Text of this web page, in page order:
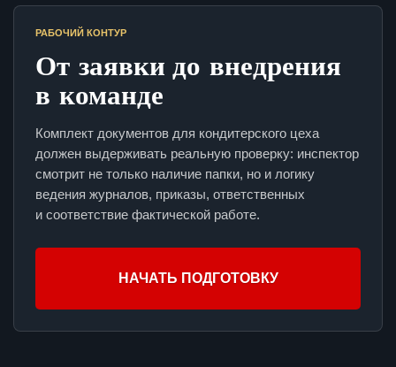
РАБОЧИЙ КОНТУР
От заявки до внедрения
в команде
Комплект документов для кондитерского цеха
должен выдерживать реальную проверку: инспектор
смотрит не только наличие папки, но и логику
ведения журналов, приказы, ответственных
и соответствие фактической работе.
НАЧАТЬ ПОДГОТОВКУ